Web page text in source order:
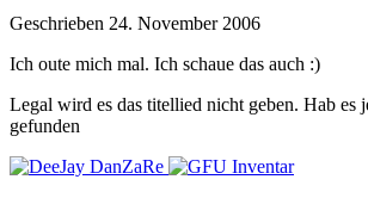
Geschrieben 24. November 2006
Ich oute mich mal. Ich schaue das auch :)
Legal wird es das titellied nicht geben. Hab es
gefunden